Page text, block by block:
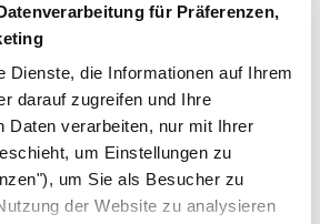
für Präferenzen,
Dienste, die Informationen auf Ihrem
darauf zugreifen und Ihre
Daten verarbeiten, nur mit Ihrer
um Einstellungen zu
um Sie als Besucher zu
der Website zu analysieren